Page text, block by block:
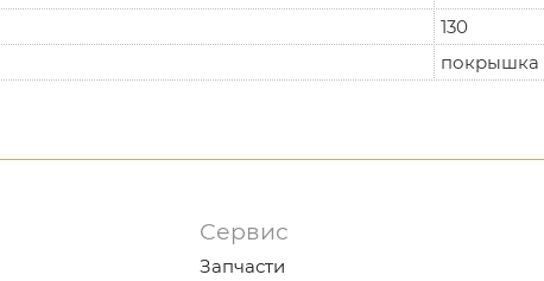
130
покрышка
Сервис
Запчасти